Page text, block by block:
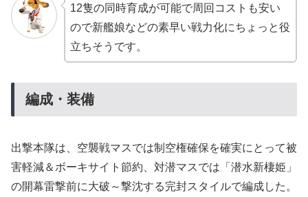
12隻の同時育成が可能で周回コストも安い
ので新艦娘などの素早い戦力化にちょっと役
立ちそうです。
編成・装備
出撃本隊は、空襲戦マスでは制空権確保を確実にとって被
害軽減＆ボーキサイト節約、対潜マスでは「潜水新棲姫」
の開幕雷撃前に大破～撃沈する完封スタイルで編成した。